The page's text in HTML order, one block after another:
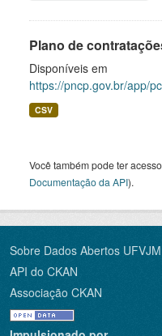
Plano de
Disponíveis em
https://pncp.gov.br/app/
CSV
Você também pode ter
Documentação da API).
Sobre Dados Abertos UFVJM
API do CKAN
Associação CKAN